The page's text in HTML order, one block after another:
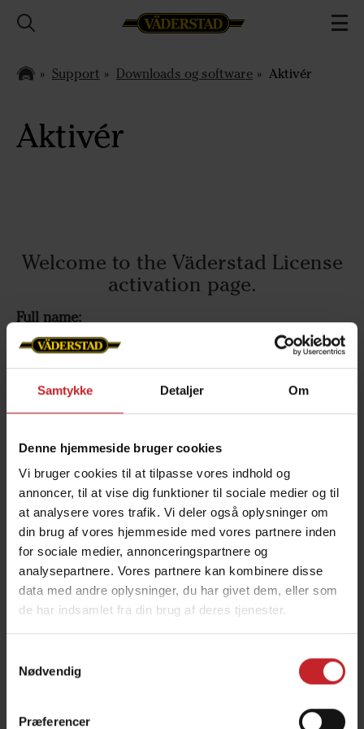
Samtykke Detaljer Om
Denne hjemmeside bruger cookies
Vi bruger cookies til at tilpasse vores indhold og
annoncer, til at vise dig funktioner til sociale medier og til
at analysere vores trafik. Vi deler også oplysninger om
din brug af vores hjemmeside med vores partnere inden
for sociale medier, annonceringspartnere og
analysepartnere. Vores partnere kan kombinere disse
data med andre oplysninger, du har givet dem, eller som
de har indsamlet fra din brug af deres tjenester.
Nødvendig
Præferencer
Support Downloads og software Aktivér
Aktivér
Welcome to the Väderstad License
activation page.
Full name:
Email:
Verify Email:
Gateway ID:
Machine serial number: